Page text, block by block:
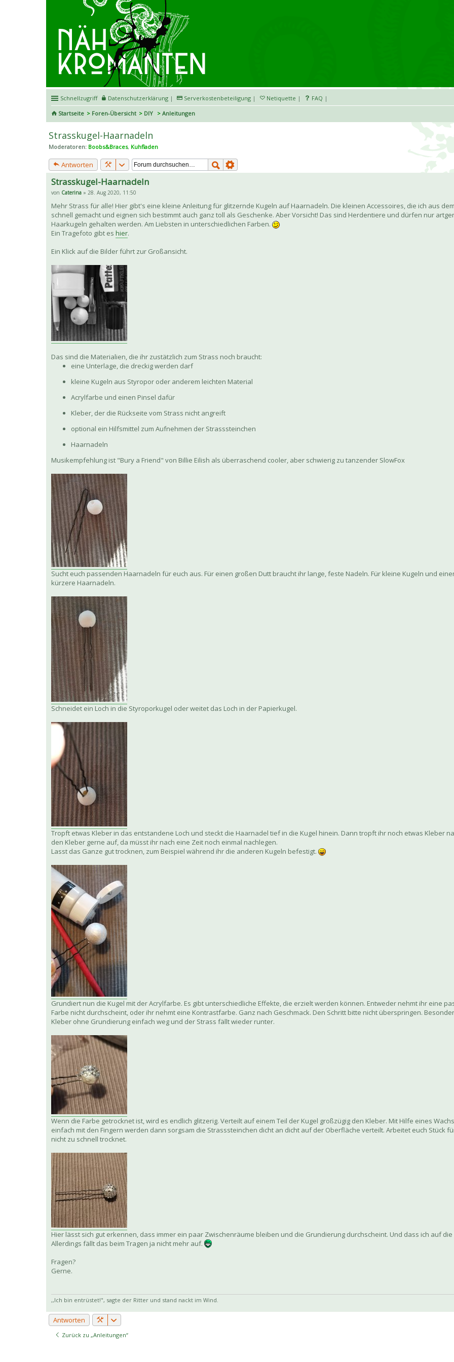
Schnellzugriff Datenschutzerklärung | Serverkostenbeteiligung | Netiquette | FAQ |
Startseite
Foren-Übersicht DIY Anleitungen
Strasskugel-Haarnadeln
Moderatoren: Boobs&Braces, Kuhfladen
Antworten
Strasskugel-Haarnadeln
von Caterina » 28. Aug 2020, 11:50
Mehr Strass für alle! Hier gibt's eine kleine Anleitung für glitzernde Kugeln auf Haarnadeln. Die kleinen Accessoires, die ich aus
schnell gemacht und eignen sich bestimmt auch ganz toll als Geschenke. Aber Vorsicht! Das sind Herdentiere und dürfen nur
Haarkugeln gehalten werden. Am Liebsten in unterschiedlichen Farben.
Ein Tragefoto gibt es hier.
Ein Klick auf die Bilder führt zur Großansicht.
Das sind die Materialien, die ihr zustätzlich zum Strass noch braucht:
eine Unterlage, die dreckig werden darf
kleine Kugeln aus Styropor oder anderem leichten Material
Acrylfarbe und einen Pinsel dafür
Kleber, der die Rückseite vom Strass nicht angreift
optional ein Hilfsmittel zum Aufnehmen der Strasssteinchen
Haarnadeln
Musikempfehlung ist "Bury a Friend" von Billie Eilish als überraschend cooler, aber schwierig zu tanzender SlowFox
Sucht euch passenden Haarnadeln für euch aus. Für einen großen Dutt braucht ihr lange, feste Nadeln. Für kleine Kugeln und
kürzere Haarnadeln.
Schneidet ein Loch in die Styroporkugel oder weitet das Loch in der Papierkugel.
Tropft etwas Kleber in das entstandene Loch und steckt die Haarnadel tief in die Kugel hinein. Dann tropft ihr noch etwas Kleber
den Kleber gerne auf, da müsst ihr nach eine Zeit noch einmal nachlegen.
Lasst das Ganze gut trocknen, zum Beispiel während ihr die anderen Kugeln befestigt.
Grundiert nun die Kugel mit der Acrylfarbe. Es gibt unterschiedliche Effekte, die erzielt werden können. Entweder nehmt ihr eine
Farbe nicht durchscheint, oder ihr nehmt eine Kontrastfarbe. Ganz nach Geschmack. Den Schritt bitte nicht überspringen.
Kleber ohne Grundierung einfach weg und der Strass fällt wieder runter.
Wenn die Farbe getrocknet ist, wird es endlich glitzerig. Verteilt auf einem Teil der Kugel großzügig den Kleber. Mit Hilfe eines
einfach mit den Fingern werden dann sorgsam die Strasssteinchen dicht an dicht auf der Oberfläche verteilt. Arbeitet euch Stück
nicht zu schnell trocknet.
Hier lässt sich gut erkennen, dass immer ein paar Zwischenräume bleiben und die Grundierung durchscheint. Und dass ich auf
Allerdings fällt das beim Tragen ja nicht mehr auf.
Fragen?
Gerne.
,,Ich bin entrüstet!", sagte der Ritter und stand nackt im Wind.
Antworten
Zurück zu „Anleitungen“